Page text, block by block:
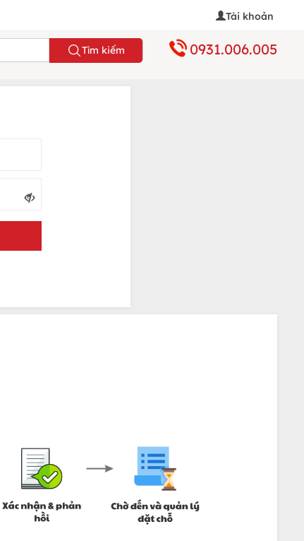
Tài khoản
Tìm kiếm 0931.006.005